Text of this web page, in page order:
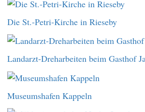
Die St.-Petri-Kirche in Rieseby
Landarzt-Dreharbeiten beim Gasthof
Museumshafen Kappeln